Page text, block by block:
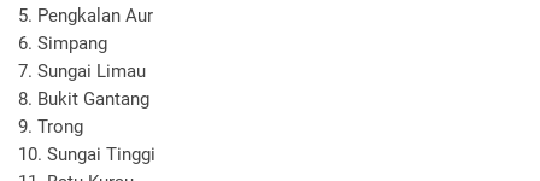
5. Pengkalan Aur
6. Simpang
7. Sungai Limau
8. Bukit Gantang
9. Trong
10. Sungai Tinggi